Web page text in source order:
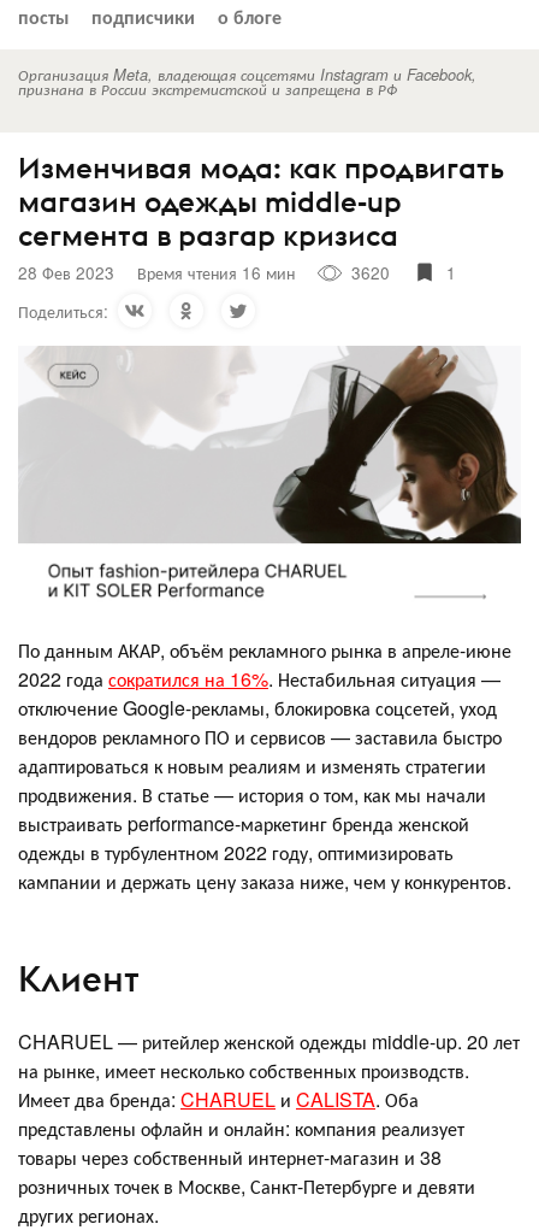
посты подписчики о блоге
Организация Meta, владеющая соцсетями Instagram и Facebook,
признана в России экстремистской и запрещена в РФ
Изменчивая мода: как продвигать
магазин одежды middle-up
сегмента в разгар кризиса
28 Фев 2023 Время чтения 16 мин 3620
1
Поделиться:
По данным АКАР, объём рекламного рынка в апреле-июне
2022 года сократился на 16%. Нестабильная ситуация —
отключение Google-рекламы, блокировка соцсетей, уход
вендоров рекламного ПО и сервисов — заставила быстро
адаптироваться к новым реалиям и изменять стратегии
продвижения. В статье — история о том, как мы начали
выстраивать performance-маркетинг бренда женской
одежды в турбулентном 2022 году, оптимизировать
кампании и держать цену заказа ниже, чем у конкурентов.
Клиент
CHARUEL — ритейлер женской одежды middle-up. 20 лет
на рынке, имеет несколько собственных производств.
Имеет два бренда: CHARUEL и CALISTA. Оба
представлены офлайн и онлайн: компания реализует
товары через собственный интернет-магазин и 38
розничных точек в Москве, Санкт-Петербурге и девяти
других регионах.